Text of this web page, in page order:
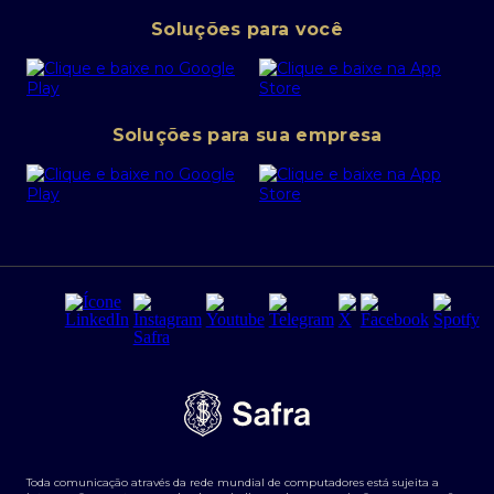
Canal de denúncias
Política de Segurança Cibernética
Portal da Privacidade
PRSAC
Regras e Parâmetros de Atuação Banco Safra
Segurança da Informação
Tarifas e serviços Pessoa Física
Transparência de remuneração
Abra sua conta PJ
SafraPay
Cartão Safra Empresas
Empréstimo e financiamentos PJ
Derivativos
Agronegócios
Soluções para você
Soluções para sua empresa
Toda comunicação através da rede mundial de computadores está sujeita a